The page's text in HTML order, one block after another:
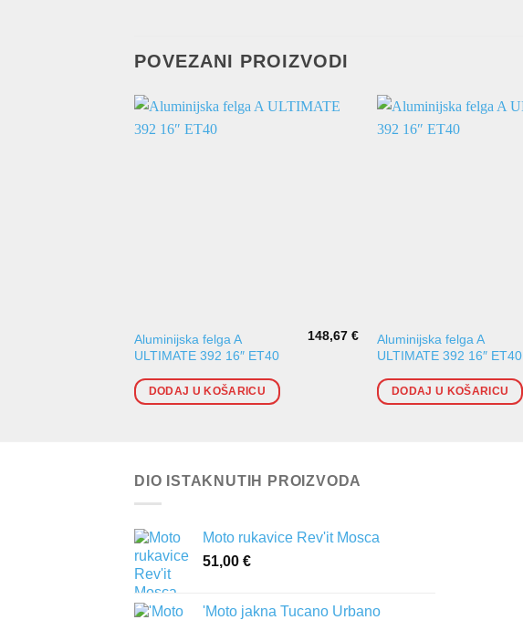
POVEZANI PROIZVODI
Aluminijska felga A
ULTIMATE 392 16″ ET40
148,67€
DODAJ U KOŠARICU
Aluminijska felga A
ULTIMATE 392 16″ ET40
DODAJ U KOŠARICU
DIO ISTAKNUTIH PROIZVODA
Moto rukavice Rev'it Mosca
51,00 €
'Moto jakna Tucano Urbano